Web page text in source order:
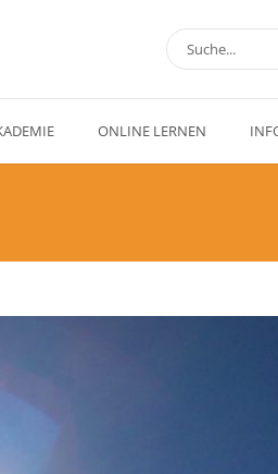
ONLINE LERNEN